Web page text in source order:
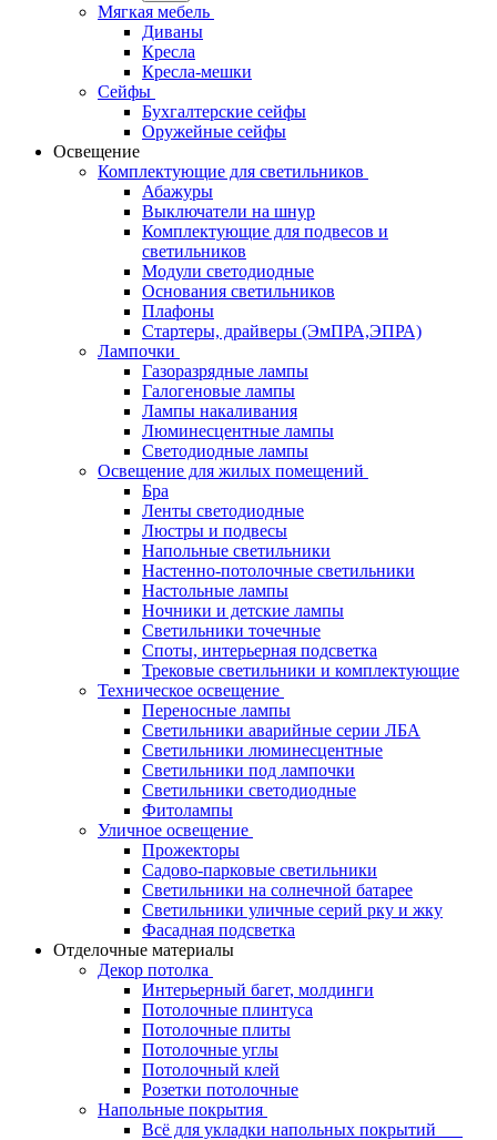
Мягкая мебель
Диваны
Кресла
Кресла-мешки
Сейфы
Бухгалтерские сейфы
Оружейные сейфы
Освещение
Комплектующие для светильников
Абажуры
Выключатели на шнур
Комплектующие для подвесов и
светильников
Модули светодиодные
Основания светильников
Плафоны
Стартеры, драйверы (ЭмПРА,ЭПРА)
Лампочки
Газоразрядные лампы
Галогеновые лампы
Лампы накаливания
Люминесцентные лампы
Светодиодные лампы
Освещение для жилых помещений
Бра
Ленты светодиодные
Люстры и подвесы
Напольные светильники
Настенно-потолочные светильники
Настольные лампы
Ночники и детские лампы
Светильники точечные
Споты, интерьерная подсветка
Трековые светильники и комплектующие
Техническое освещение
Переносные лампы
Светильники аварийные серии ЛБА
Светильники люминесцентные
Светильники под лампочки
Светильники светодиодные
Фитолампы
Уличное освещение
Прожекторы
Садово-парковые светильники
Светильники на солнечной батарее
Светильники уличные серий рку и жку
Фасадная подсветка
Отделочные материалы
Декор потолка
Интерьерный багет, молдинги
Потолочные плинтуса
Потолочные плиты
Потолочные углы
Потолочный клей
Розетки потолочные
Напольные покрытия
Всё для укладки напольных покрытий